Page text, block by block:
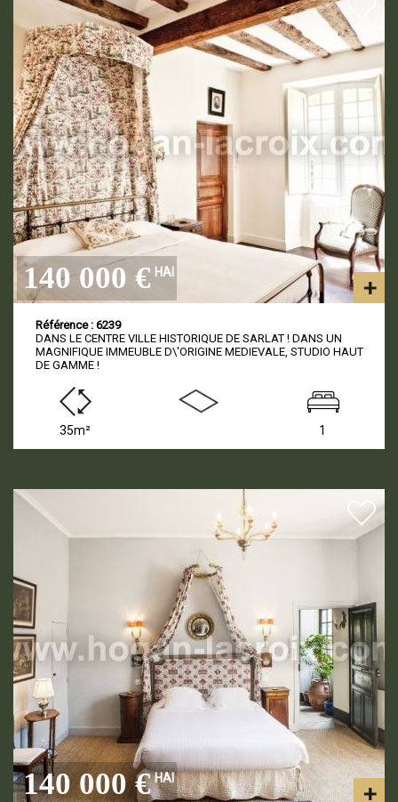
140 000 € HAI
Référence : 6239
DANS LE CENTRE VILLE HISTORIQUE DE SARLAT ! DANS UN
MAGNIFIQUE IMMEUBLE D\'ORIGINE MEDIEVALE, STUDIO HAUT
DE GAMME !
35m² 1
140 000 € HAI